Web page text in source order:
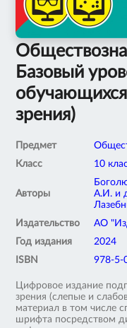
Базовый
зрения)
Предмет
Класс
10
Авторы
А.И. и
Издательство
АО
Год издания
2024
ISBN
978-5-
Цифровое издание
зрения (слепые и
материал в том числе
шрифта посредством